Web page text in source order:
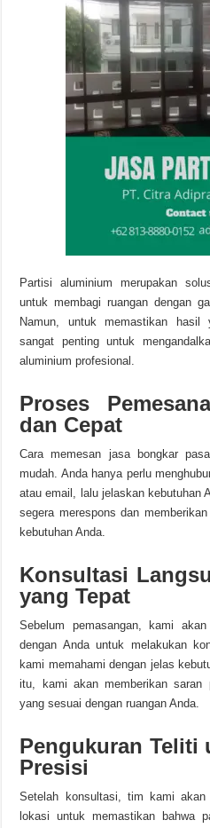
Partisi aluminium merupakan
untuk membagi ruangan dengan
Namun, untuk memastikan hasil
sangat penting untuk
aluminium profesional.
Proses
dan Cepat
Cara memesan jasa bongkar
mudah. Anda hanya perlu
atau email, lalu jelaskan kebutuhan
segera merespons dan
kebutuhan Anda.
Konsultasi
yang Tepat
Sebelum pemasangan, kami
dengan Anda untuk melakukan
kami memahami dengan jelas
itu, kami akan memberikan saran
yang sesuai dengan ruangan Anda.
Pengukuran Teliti
Presisi
Setelah konsultasi, tim kami
lokasi untuk memastikan bahwa